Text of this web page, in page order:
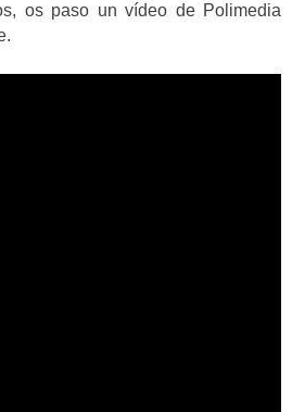
os paso un vídeo de Polimedia